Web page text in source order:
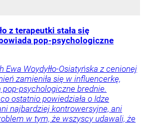
z terapeutki stała się
pop-psychologiczne
Ewa Woydyłło-Osiatyńska z cenionej
zamieniła się w influencerkę,
pop-psychologiczne brednie.
ostatnio powiedziała o Idze
najbardziej kontrowersyjne, ani
w tym, że wszyscy udawali, że